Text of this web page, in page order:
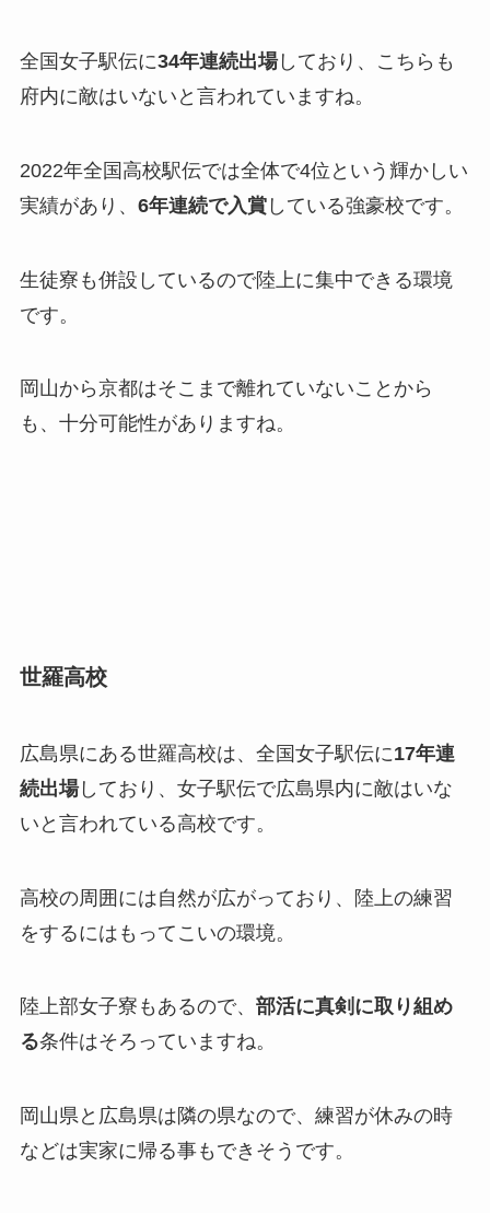
全国女子駅伝に34年連続出場しており、こちらも
府内に敵はいないと言われていますね。
2022年全国高校駅伝では全体で4位という輝かしい
実績があり、 6年連続で入賞している強豪校です。
生徒寮も併設しているので陸上に集中できる環境
です。
岡山から京都はそこまで離れていないことから
も、十分可能性がありますね。
世羅高校
広島県にある世羅高校は、全国女子駅伝に17年連
続出場しており、女子駅伝で広島県内に敵はいな
いと言われている高校です。
高校の周囲には自然が広がっており、陸上の練習
をするにはもってこいの環境。
陸上部女子寮もあるので、 部活に真剣に取り組め
る条件はそろっていますね。
岡山県と広島県は隣の県なので、練習が休みの時
などは実家に帰る事もできそうです。